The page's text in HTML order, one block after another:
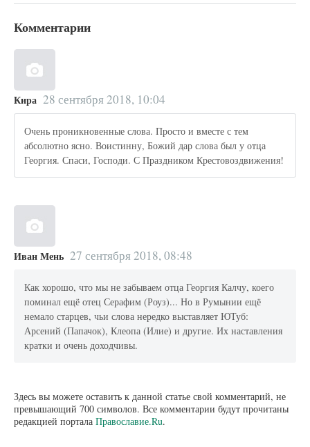
Комментарии
Кира 28 сентября 2018, 10:04
Очень проникновенные слова. Просто и вместе с тем
абсолютно ясно. Воистинну, Божий дар слова был у отца
Георгия. Спаси, Господи. С Праздником Крестовоздвижения!
Иван Мень 27 сентября 2018, 08:48
Как хорошо, что мы не забываем отца Георгия Калчу, коего
поминал ещё отец Серафим (Роуз)... Но в Румынии ещё
немало старцев, чьи слова нередко выставляет ЮТуб:
Арсений (Папачок), Клеопа (Илие) и другие. Их наставления
кратки и очень доходчивы.
Здесь вы можете оставить к данной статье свой комментарий, не
превышающий 700 символов. Все комментарии будут прочитаны
редакцией портала Православие.Ru.